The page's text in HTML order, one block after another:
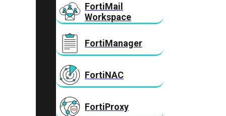
FortiMail
Workspace
FortiManager
FortiNAC
FortiProxy